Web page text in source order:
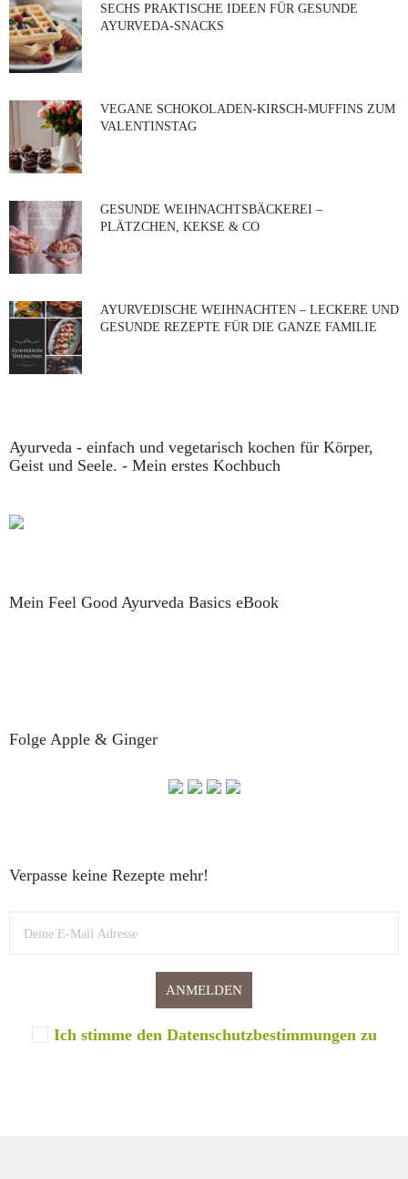
SECHS PRAKTISCHE IDEEN FÜR GESUNDE
AYURVEDA-SNACKS
VEGANE SCHOKOLADEN-KIRSCH-MUFFINS ZUM
VALENTINSTAG
GESUNDE WEIHNACHTSBÄCKEREI –
PLÄTZCHEN, KEKSE & CO
AYURVEDISCHE WEIHNACHTEN – LECKERE UND
GESUNDE REZEPTE FÜR DIE GANZE FAMILIE
Ayurveda - einfach und vegetarisch kochen für Körper,
Geist und Seele. - Mein erstes Kochbuch
Mein Feel Good Ayurveda Basics eBook
Folge Apple & Ginger
Verpasse keine Rezepte mehr!
Ich stimme den Datenschutzbestimmungen zu